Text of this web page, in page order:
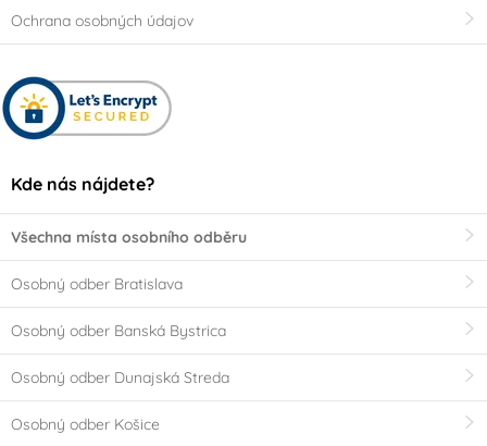
Ochrana osobných údajov
Kde nás nájdete?
Všechna místa osobního odběru
Osobný odber Bratislava
Osobný odber Banská Bystrica
Osobný odber Dunajská Streda
Osobný odber Košice